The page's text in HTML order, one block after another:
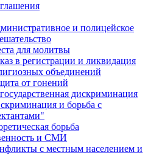
и полицейское
для молитвы
в регистрации и ликвидация
объединений
от гонений
дискриминация
и борьба с
борьба
и СМИ
с местным населением и